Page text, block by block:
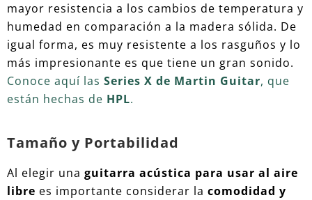
mayor resistencia a los cambios de temperatura y
humedad en comparación a la madera sólida. De
igual forma, es muy resistente a los rasguños y lo
más impresionante es que tiene un gran sonido.
Conoce aquí las Series X de Martin Guitar, que
están hechas de HPL.
Tamaño y Portabilidad
Al elegir una guitarra acústica para usar al aire
libre es importante considerar la comodidad y